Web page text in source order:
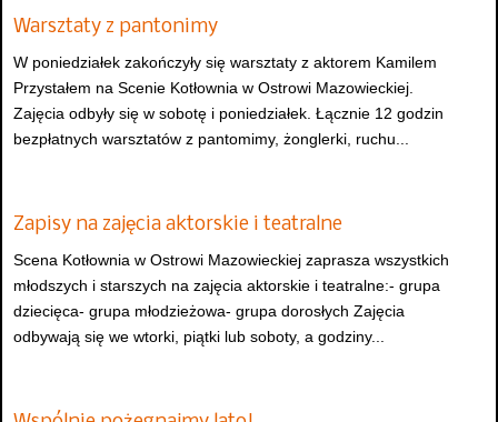
Warsztaty z pantonimy
W poniedziałek zakończyły się warsztaty z aktorem Kamilem
Przystałem na Scenie Kotłownia w Ostrowi Mazowieckiej.
Zajęcia odbyły się w sobotę i poniedziałek. Łącznie 12 godzin
bezpłatnych warsztatów z pantomimy, żonglerki, ruchu...
Zapisy na zajęcia aktorskie i teatralne
Scena Kotłownia w Ostrowi Mazowieckiej zaprasza wszystkich
młodszych i starszych na zajęcia aktorskie i teatralne:- grupa
dziecięca- grupa młodzieżowa- grupa dorosłych Zajęcia
odbywają się we wtorki, piątki lub soboty, a godziny...